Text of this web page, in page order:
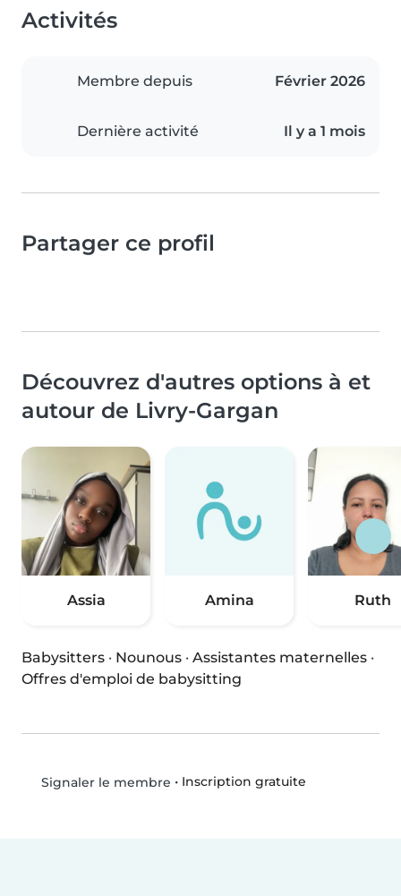
Activités
Membre depuis Février 2026
Dernière activité Il y a 1 mois
Partager ce profil
Découvrez d'autres options à et
autour de Livry-Gargan
Assia Amina Ruth
Babysitters · Nounous · Assistantes maternelles ·
Offres d'emploi de babysitting
Signaler le membre • Inscription gratuite